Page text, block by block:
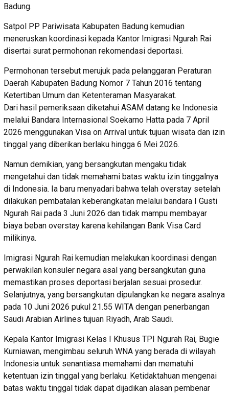
Badung.
Satpol PP Pariwisata Kabupaten Badung kemudian
meneruskan koordinasi kepada Kantor Imigrasi Ngurah Rai
disertai surat permohonan rekomendasi deportasi.
Permohonan tersebut merujuk pada pelanggaran Peraturan
Daerah Kabupaten Badung Nomor 7 Tahun 2016 tentang
Ketertiban Umum dan Ketenteraman Masyarakat.
Dari hasil pemeriksaan diketahui ASAM datang ke Indonesia
melalui Bandara Internasional Soekarno Hatta pada 7 April
2026 menggunakan Visa on Arrival untuk tujuan wisata dan izin
tinggal yang diberikan berlaku hingga 6 Mei 2026.
Namun demikian, yang bersangkutan mengaku tidak
mengetahui dan tidak memahami batas waktu izin tinggalnya
di Indonesia. Ia baru menyadari bahwa telah overstay setelah
dilakukan pembatalan keberangkatan melalui bandara I Gusti
Ngurah Rai pada 3 Juni 2026 dan tidak mampu membayar
biaya beban overstay karena kehilangan Bank Visa Card
milikinya.
Imigrasi Ngurah Rai kemudian melakukan koordinasi dengan
perwakilan konsuler negara asal yang bersangkutan guna
memastikan proses deportasi berjalan sesuai prosedur.
Selanjutnya, yang bersangkutan dipulangkan ke negara asalnya
pada 10 Juni 2026 pukul 21.55 WITA dengan penerbangan
Saudi Arabian Airlines tujuan Riyadh, Arab Saudi.
Kepala Kantor Imigrasi Kelas I Khusus TPI Ngurah Rai, Bugie
Kurniawan, mengimbau seluruh WNA yang berada di wilayah
Indonesia untuk senantiasa memahami dan mematuhi
ketentuan izin tinggal yang berlaku. Ketidaktahuan mengenai
batas waktu tinggal tidak dapat dijadikan alasan pembenar